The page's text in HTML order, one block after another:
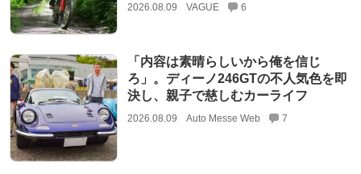
2026.08.09 VAGUE 6
「内容は素晴らしいから俺を信じ
ろ」。ディーノ246GTの不人気色を即
決し、親子で慈しむカーライフ
2026.08.09 Auto Messe Web 7